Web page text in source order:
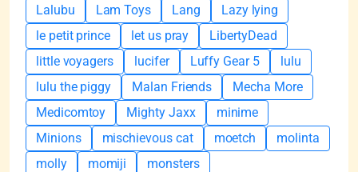
Lalubu
Lam Toys Lang
Lazy lying
le petit prince
let us pray
LibertyDead
little voyagers
lucifer Luffy Gear 5
lulu
lulu the piggy
Malan Friends
Mecha More
Medicomtoy
Mighty Jaxx
minime
Minions
mischievous cat moetch
molinta
molly
momiji
monsters